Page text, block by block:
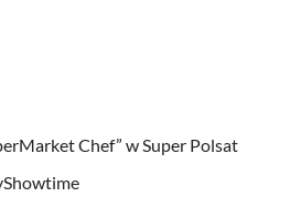
Chef” w Super Polsat